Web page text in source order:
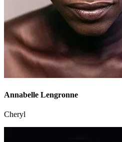
Annabelle Lengronne
Cheryl